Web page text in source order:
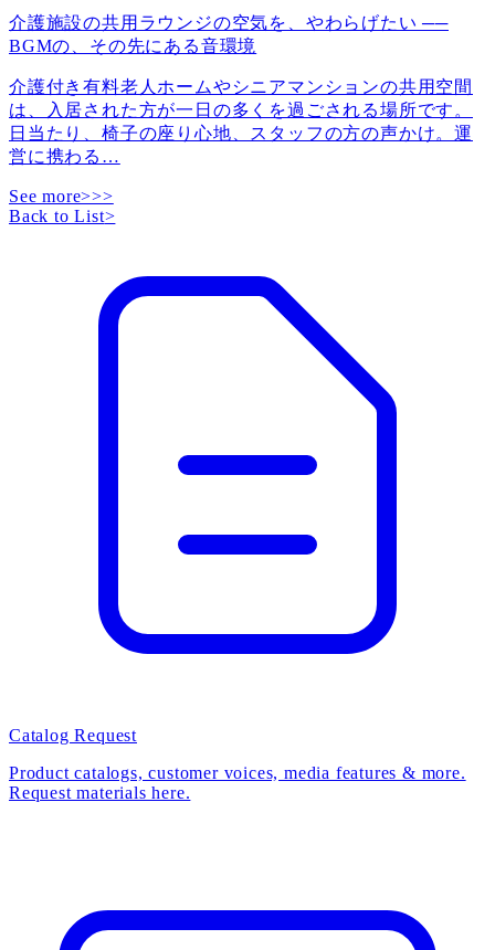
介護施設の共用ラウンジの空気を、やわらげたい ──
BGMの、その先にある音環境
介護付き有料老人ホームやシニアマンションの共用空間
は、入居された方が一日の多くを過ごされる場所です。
日当たり、椅子の座り心地、スタッフの方の声かけ。運
営に携わる …
See more>>>
Back to List>
Catalog Request
Product catalogs, customer voices, media features & more.
Request materials here.